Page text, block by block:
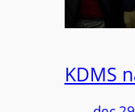
KDMS